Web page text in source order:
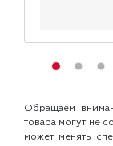
Обращаем
товара могут не
может менять